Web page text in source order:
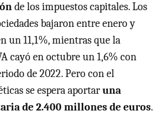
de los impuestos capitales. Los
bajaron entre enero y
un 11,1%, mientras que la
cayó en octubre un 1,6% con
de 2022. Pero con el
se espera aportaruna
de 2.400 millones de euros.